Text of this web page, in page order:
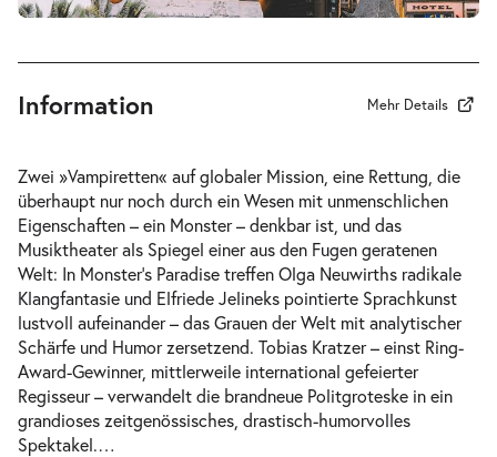
25.04.2027Tickets
Monster’s Paradise-
Fr.
30.04.2027
Fr. 30.04.2027
19:30–22:15 Uhr
Tickets
Information Mehr Details
Zwei »Vampiretten« auf globaler Mission, eine Rettung, die
überhaupt nur noch durch ein Wesen mit unmenschlichen
Eigenschaften – ein Monster – denkbar ist, und das
Musiktheater als Spiegel einer aus den Fugen geratenen
Welt: In Monster’s Paradise treffen Olga Neuwirths radikale
Klangfantasie und Elfriede Jelineks pointierte Sprachkunst
lustvoll aufeinander – das Grauen der Welt mit analytischer
Schärfe und Humor zersetzend. Tobias Kratzer – einst Ring-
Award-Gewinner, mittlerweile international gefeierter
Regisseur – verwandelt die brandneue Politgroteske in ein
grandioses zeitgenössisches, drastisch-humorvolles
Spektakel.…